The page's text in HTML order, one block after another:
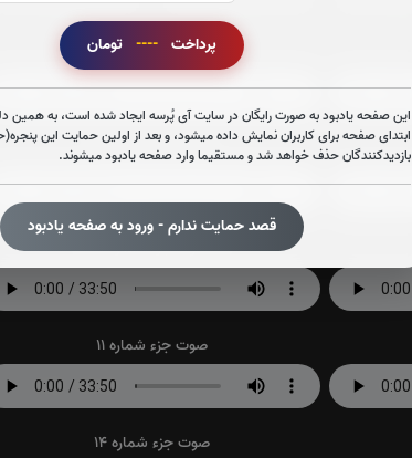
پرداخت ---- تومان
این صفحه یادبود به صورت رایگان در سایت آی پُرسه ایجاد شده است، به همین
ابتدای صفحه برای کاربران نمایش داده میشود، و بعد از اولین حمایت این
بازدیدکنندگان حذف خواهد شد و مستقیما وارد صفحه یادبود میشوند.
قصد حمایت ندارم - ورود به صفحه یادبود
صوت جزء شماره 2
صوت جزء شماره 5
صوت جزء شماره 8
صوت جزء شماره 11
صوت جزء شماره 14